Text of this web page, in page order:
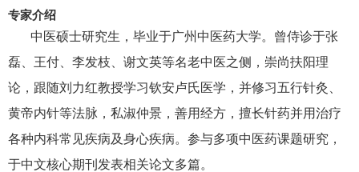
专家介绍
中医硕士研究生，毕业于广州中医药大学。曾侍诊于张
磊、王付、李发枝、谢文英等名老中医之侧，崇尚扶阳理
论，跟随刘力红教授学习钦安卢氏医学，并修习五行针灸、
黄帝内针等法脉，私淑仲景，善用经方，擅长针药并用治疗
各种内科常见疾病及身心疾病。参与多项中医药课题研究，
于中文核心期刊发表相关论文多篇。